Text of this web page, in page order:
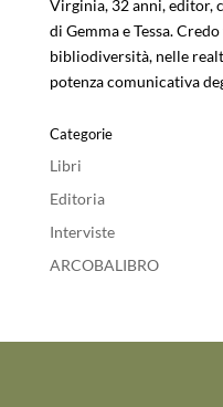
Virginia, 32 anni, editor,
di Gemma e Tessa.
bibliodiversità, nelle
potenza comunicativa
Categorie
Libri
Editoria
Interviste
ARCOBALIBRO